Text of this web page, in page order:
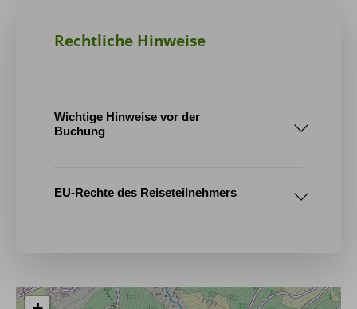
Rechtliche Hinweise
Wichtige Hinweise vor der
Buchung
EU-Rechte des Reiseteilnehmers